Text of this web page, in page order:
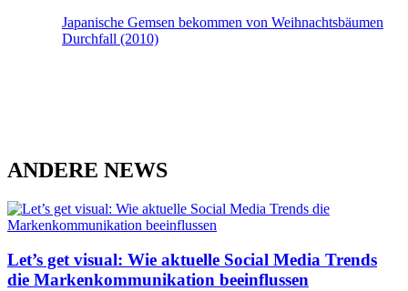
Japanische Gemsen bekommen von Weihnachtsbäumen
Durchfall (2010)
ANDERE NEWS
Let’s get visual: Wie aktuelle Social Media Trends
die Markenkommunikation beeinflussen